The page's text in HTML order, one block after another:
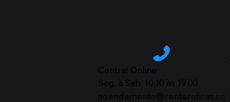
Seg. à Sab. 10:10 às 19:00
agendamento@centeroticas.co
Central Online